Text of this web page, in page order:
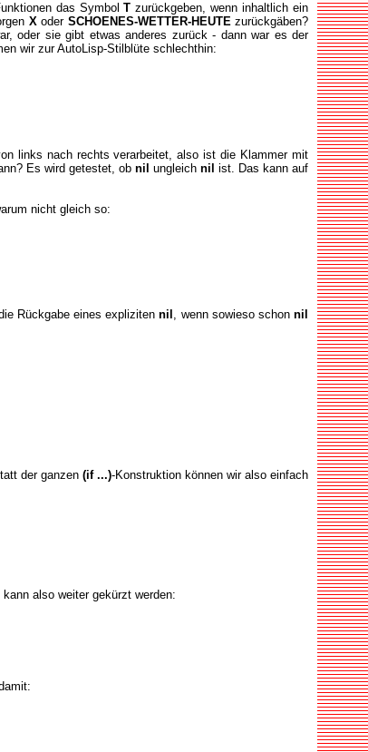
das SymbolT zurückgeben, wenn inhaltlich ein
Xoder SCHOENES-WETTER-HEUTEzurückgäben?
oder sie gibt etwas anderes zurück - dann war es der
wir zur AutoLisp-Stilblüte schlechthin:
links nach rechts verarbeitet, also ist die Klammer mit
Es wird getestet, ob nil ungleich nil ist. Das kann auf
nicht gleich so:
Rückgabe eines explizitennil , wenn sowieso schonnil
der ganzen (if ...)-Konstruktion können wir also einfach
kann also weiter gekürzt werden: